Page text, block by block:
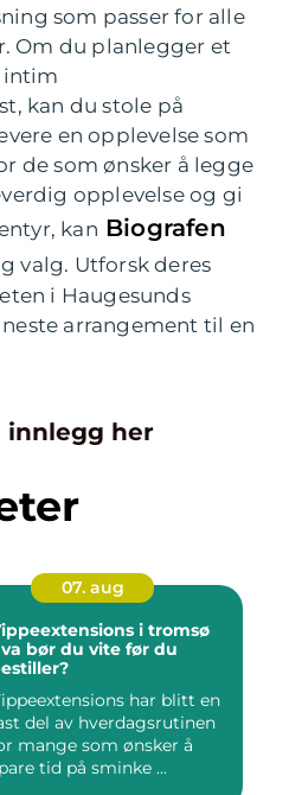
som passer for alle
Om du planlegger et
intim
kan du stole på
en opplevelse som
de som ønsker å legge
opplevelse og gi
kan Biografen
valg. Utforsk deres
i Haugesunds
arrangement til en
innlegg her
07. aug
i tromsø
bør du vite før du
har blitt en
del av hverdagsrutinen
mange som ønsker å
tid på sminke ...